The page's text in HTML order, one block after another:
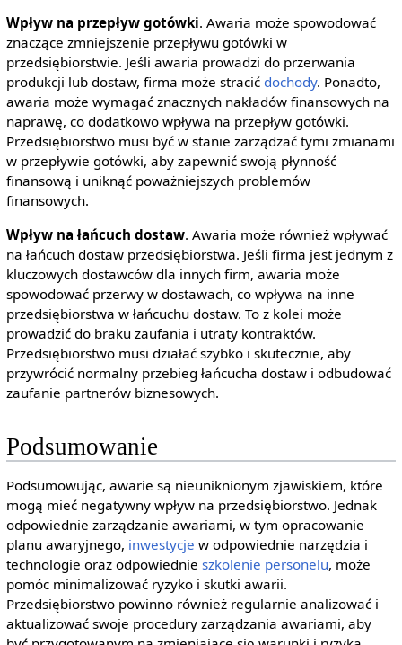
Wpływ na przepływ gotówki. Awaria może spowodować
znaczące zmniejszenie przepływu gotówki w
przedsiębiorstwie. Jeśli awaria prowadzi do przerwania
produkcji lub dostaw, firma może stracić dochody. Ponadto,
awaria może wymagać znacznych nakładów finansowych na
naprawę, co dodatkowo wpływa na przepływ gotówki.
Przedsiębiorstwo musi być w stanie zarządzać tymi zmianami
w przepływie gotówki, aby zapewnić swoją płynność
finansową i uniknąć poważniejszych problemów
finansowych.
Wpływ na łańcuch dostaw. Awaria może również wpływać
na łańcuch dostaw przedsiębiorstwa. Jeśli firma jest jednym z
kluczowych dostawców dla innych firm, awaria może
spowodować przerwy w dostawach, co wpływa na inne
przedsiębiorstwa w łańcuchu dostaw. To z kolei może
prowadzić do braku zaufania i utraty kontraktów.
Przedsiębiorstwo musi działać szybko i skutecznie, aby
przywrócić normalny przebieg łańcucha dostaw i odbudować
zaufanie partnerów biznesowych.
Podsumowanie
Podsumowując, awarie są nieuniknionym zjawiskiem, które
mogą mieć negatywny wpływ na przedsiębiorstwo. Jednak
odpowiednie zarządzanie awariami, w tym opracowanie
planu awaryjnego, inwestycje w odpowiednie narzędzia i
technologie oraz odpowiednie szkolenie personelu, może
pomóc minimalizować ryzyko i skutki awarii.
Przedsiębiorstwo powinno również regularnie analizować i
aktualizować swoje procedury zarządzania awariami, aby